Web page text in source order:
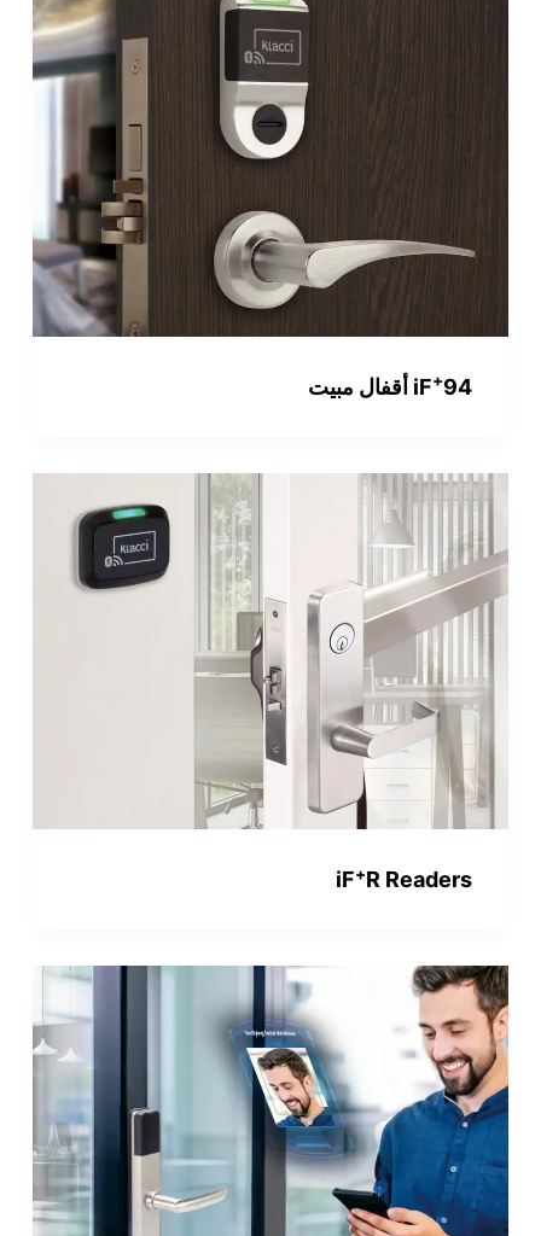
iF+94 أقفال مبيت
iF+R Readers